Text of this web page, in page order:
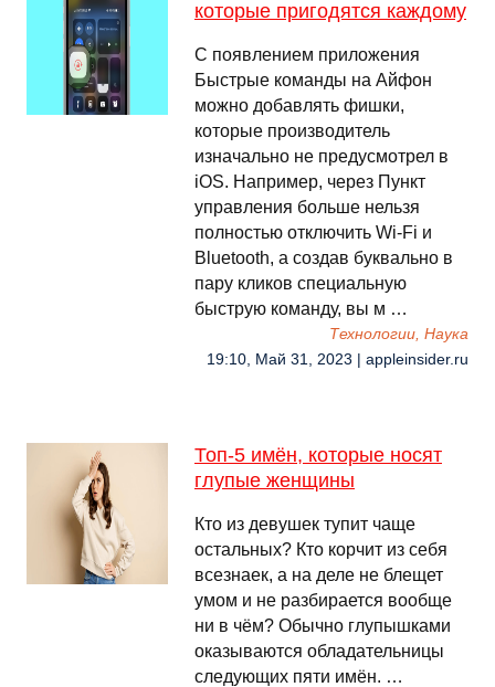
которые пригодятся каждому
С появлением приложения
Быстрые команды на Айфон
можно добавлять фишки,
которые производитель
изначально не предусмотрел в
iOS. Например, через Пункт
управления больше нельзя
полностью отключить Wi-Fi и
Bluetooth, а создав буквально в
пару кликов специальную
быструю команду, вы м …
Технологии, Наука
19:10, Май 31, 2023 | appleinsider.ru
Топ-5 имён, которые носят
глупые женщины
Кто из девушек тупит чаще
остальных? Кто корчит из себя
всезнаек, а на деле не блещет
умом и не разбирается вообще
ни в чём? Обычно глупышками
оказываются обладательницы
следующих пяти имён. …